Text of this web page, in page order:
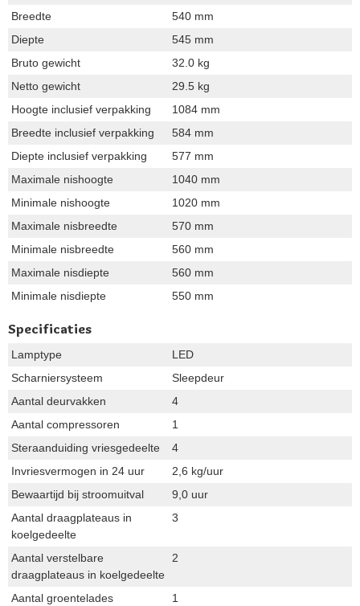
Breedte
540 mm
Diepte
545 mm
Bruto gewicht
32.0 kg
Netto gewicht
29.5 kg
Hoogte inclusief verpakking
1084 mm
Breedte inclusief verpakking
584 mm
Diepte inclusief verpakking
577 mm
Maximale nishoogte
1040 mm
Minimale nishoogte
1020 mm
Maximale nisbreedte
570 mm
Minimale nisbreedte
560 mm
Maximale nisdiepte
560 mm
Minimale nisdiepte
550 mm
Specificaties
Lamptype
LED
Scharniersysteem
Sleepdeur
Aantal deurvakken
4
Aantal compressoren
1
Steraanduiding vriesgedeelte
4
Invriesvermogen in 24 uur
2,6 kg/uur
Bewaartijd bij stroomuitval
9,0 uur
Aantal draagplateaus in
koelgedeelte
3
Aantal verstelbare
draagplateaus in koelgedeelte
2
Aantal groentelades 1